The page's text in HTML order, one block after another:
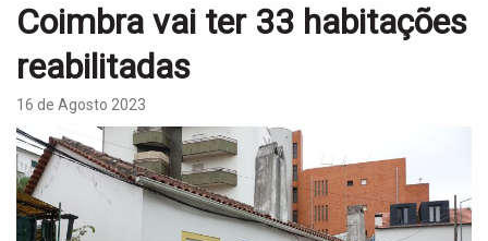
e
i
o
Coimbra vai ter 33 habitações
reabilitadas
16 de Agosto 2023